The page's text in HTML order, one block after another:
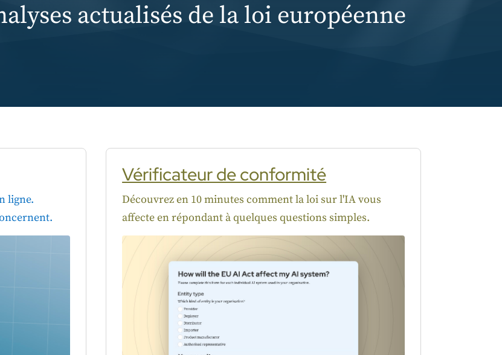
actualisés de la loi européenne
ligne.
Vérificateur de conformité
Découvrez en 10 minutes comment la loi sur l'IA vous
affecte en répondant à quelques questions simples.